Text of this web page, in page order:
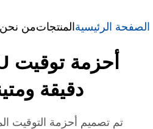
الصفحة الرئيسية المنتجاتمن نحن
دقيقة